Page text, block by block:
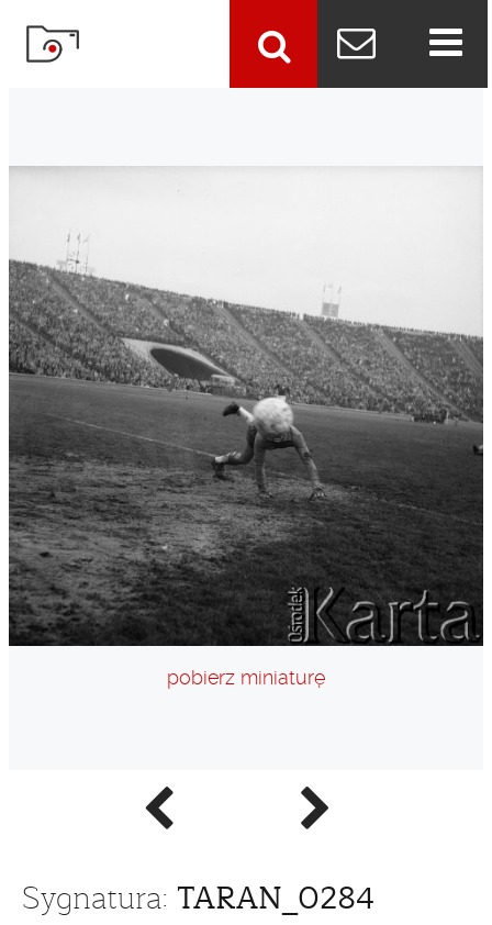
Poprzednie
zdjęcie
Następne
zdjęcie
pobierz miniaturę
Sygnatura: TARAN_0284